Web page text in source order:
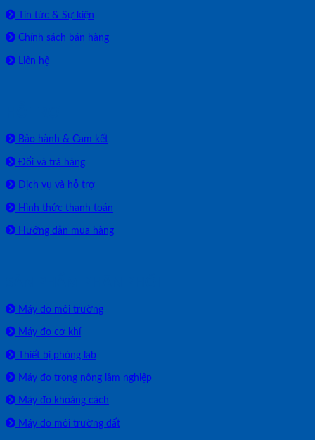
Tin tức & Sự kiện
Chính sách bán hàng
Liên hệ
Bảo hành & Cam kết
Đổi và trả hàng
Dịch vụ và hỗ trợ
Hình thức thanh toán
Hướng dẫn mua hàng
Máy đo môi trường
Máy đo cơ khí
Thiết bị phòng lab
Máy đo trong nông lâm nghiệp
Máy đo khoảng cách
Máy đo môi trường đất